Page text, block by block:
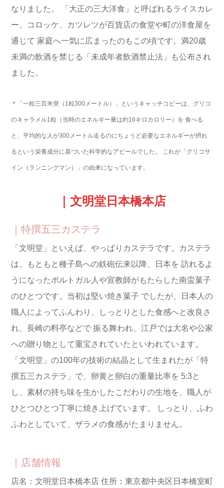
なりました。
「大正の三大洋食」と呼ばれるライスカレ
ー、コロッケ、カツレツが百貨店の食堂や町の洋食屋を
通じて 家庭へ一気に広まったのもこの頃です。 満20歳
未満の飲酒を禁じる「未成年者飲酒禁止法」も公布され
ました。
＊「一粒三百米突（1粒300メートル）」というキャッチコピーは、 グリコ
のキャラメル1粒（当時のエネルギー量は約16キロカロリー）を 食べる
と、平均的な人が300メートル走るのにちょうど必要なエネルギーが摂れ
るという 栄養成分に基づいた科学的なアピールでした。 これが「グリコサ
イン（ランニングマン）」の由来になっています。
｜文明堂日本橋本店
｜特撰五三カステラ
「文明堂」といえば、やっぱりカステラです。カステラ
は、もともと種子島への鉄砲伝来以降、日本を 訪れるよ
うになったポルトガル人や宣教師がもたらした南蛮菓子
のひとつです。当初は堅い焼き菓子 でしたが、日本人の
職人によってふんわり、しっとりとした食感へと改良さ
れ、長崎の料亭などで 振る舞われ、江戸では大名や公家
への贈り物として重宝されていたといわれています。
「文明堂」の100年の技術の結晶として生まれたが「特
撰五三カステラ」で、卵黄と卵白の重量比率を 5:3と
し、素材の持ち味を生かしたこだわりの生地を、職人が
ひとつひとつ丁寧に焼き上げています。
しっとり、ふわ
ふわとしていて、ザラメの食感がたまりません。
｜店舗情報
店名：文明堂日本橋本店 住所：東京都中央区日本橋室町